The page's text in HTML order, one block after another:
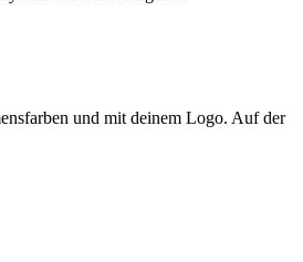
und mit deinem Logo. Auf der